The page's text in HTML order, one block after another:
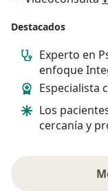
Destacados
Experto en
enfoque
Especialista
Los
cercanía y